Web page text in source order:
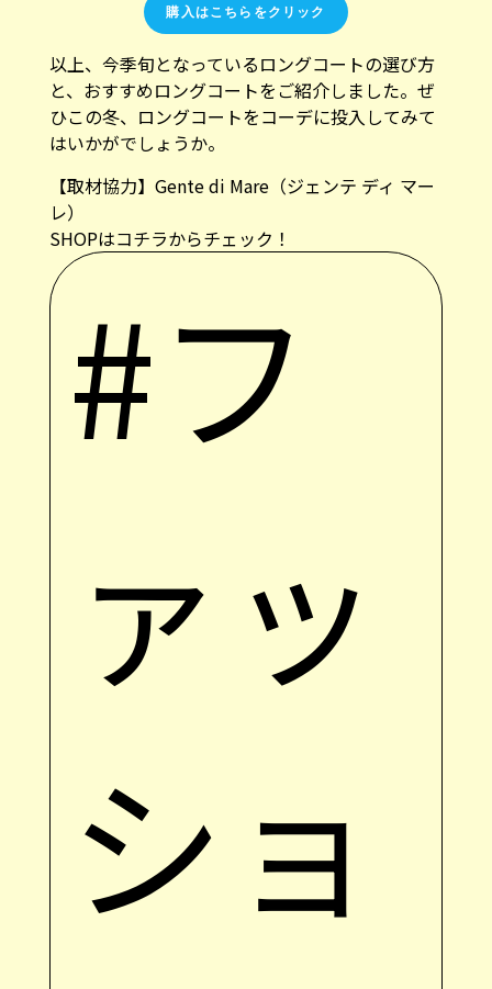
購入はこちらをクリック
以上、今季旬となっているロングコートの選び方
と、おすすめロングコートをご紹介しました。ぜ
ひこの冬、ロングコートをコーデに投入してみて
はいかがでしょうか。
【取材協力】 Gente di Mare（ジェンテ ディ マー
レ）
SHOPはコチラからチェック！
#フ
ァッ
ショ